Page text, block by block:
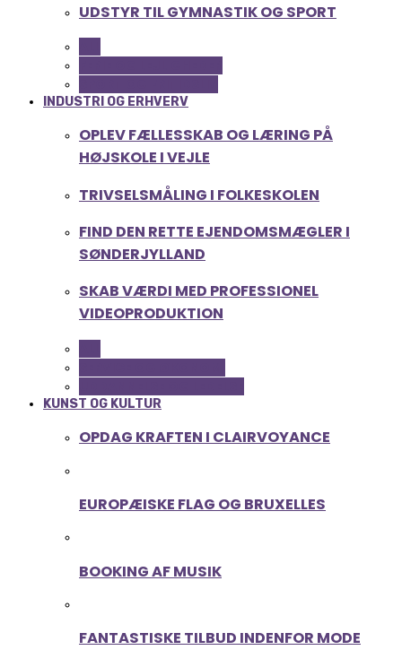
UDSTYR TIL GYMNASTIK OG SPORT
INDUSTRI OG ERHVERV
OPLEV FÆLLESSKAB OG LÆRING PÅ
HØJSKOLE I VEJLE
TRIVSELSMÅLING I FOLKESKOLEN
FIND DEN RETTE EJENDOMSMÆGLER I
SØNDERJYLLAND
SKAB VÆRDI MED PROFESSIONEL
VIDEOPRODUKTION
KUNST OG KULTUR
OPDAG KRAFTEN I CLAIRVOYANCE
EUROPÆISKE FLAG OG BRUXELLES
BOOKING AF MUSIK
FANTASTISKE TILBUD INDENFOR MODE